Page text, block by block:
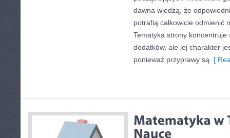
dawna wiedzą, że
potrafią całkowicie odmienić
Tematyka strony koncentruje
dodatków, ale jej charakter
ponieważ przyprawy są [